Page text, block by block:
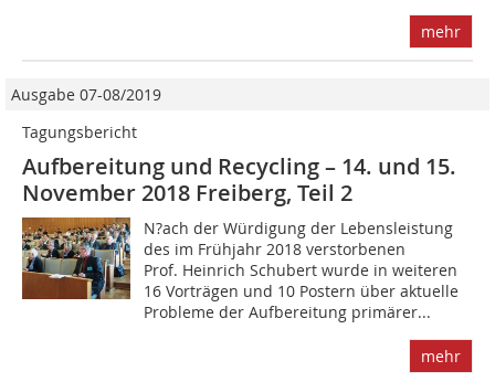
mehr
Ausgabe 07-08/2019
Tagungsbericht
Aufbereitung und Recycling – 14. und 15.
November 2018 Freiberg, Teil 2
N?ach der Würdigung der Lebensleistung
des im Frühjahr 2018 verstorbenen
Prof. Heinrich Schubert wurde in weiteren
16 Vorträgen und 10 Postern über aktuelle
Probleme der Aufbereitung primärer...
mehr